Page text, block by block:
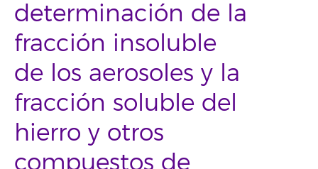
determinación de la
fracción insoluble
de los aerosoles y la
fracción soluble del
hierro y otros
compuestos de